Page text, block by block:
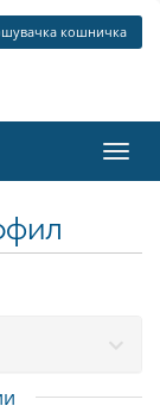
кошничка
ја